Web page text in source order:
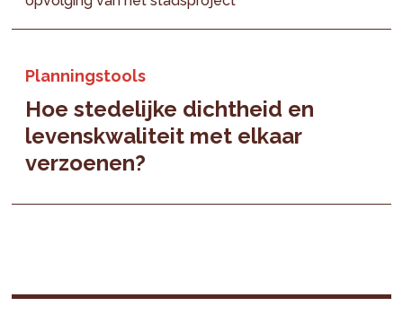
Planningstools
Hoe stedelijke dichtheid en
levenskwaliteit met elkaar
verzoenen?